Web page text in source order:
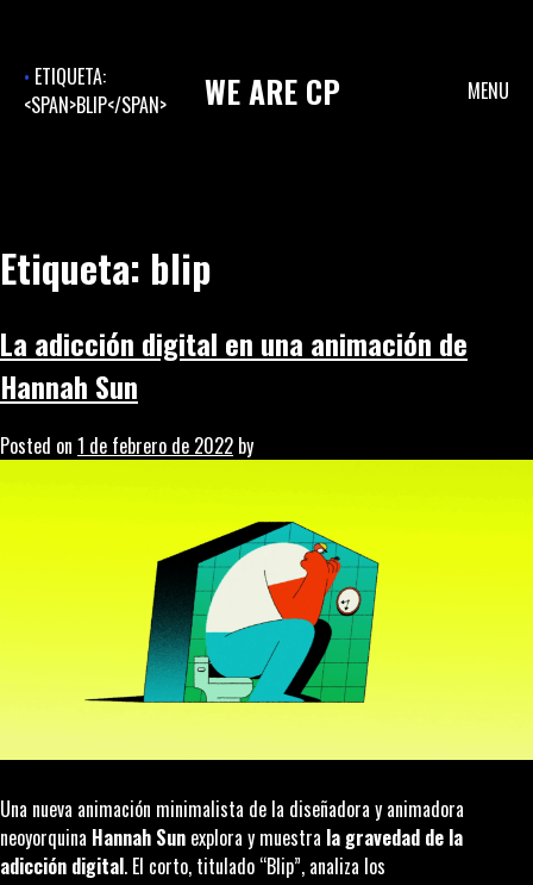
contentETIQUETA:
<SPAN>BLIP</SPAN>
WEARE CP MENU
Etiqueta: blip
La adicción digital en una animación de
Hannah Sun
Posted on 1 de febrero de 2022 by
Una nueva animación minimalista de la diseñadora y animadora
neoyorquina Hannah Sun explora y muestra la gravedad de la
adicción digital. El corto, titulado “Blip”, analiza los